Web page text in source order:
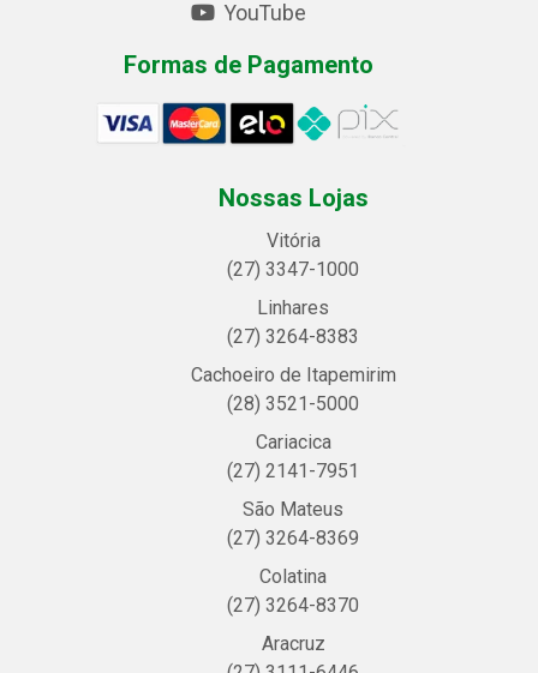
YouTube
Formas de Pagamento
Nossas Lojas
Vitória
(27) 3347-1000
Linhares
(27) 3264-8383
Cachoeiro de Itapemirim
(28) 3521-5000
Cariacica
(27) 2141-7951
São Mateus
(27) 3264-8369
Colatina
(27) 3264-8370
Aracruz